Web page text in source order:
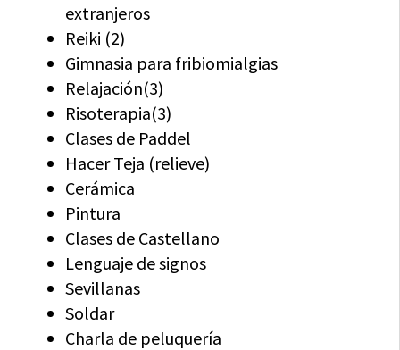
extranjeros
Reiki (2)
Gimnasia para fribiomialgias
Relajación(3)
Risoterapia(3)
Clases de Paddel
Hacer Teja (relieve)
Cerámica
Pintura
Clases de Castellano
Lenguaje de signos
Sevillanas
Soldar
Charla de peluquería